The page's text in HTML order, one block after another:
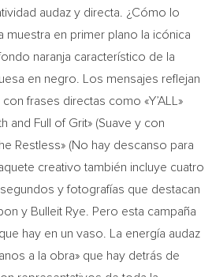
audaz y directa. ¿Cómo lo
muestra en primer plano la icónica
naranja característico de la
en negro. Los mensajes reflejan
frases directas como «Y’ALL»
and Full of Grit» (Suave y con
Restless» (No hay descanso para
creativo también incluye cuatro
y fotografías que destacan
y Bulleit Rye. Pero esta campaña
hay en un vaso. La energía audaz
a la obra» que hay detrás de